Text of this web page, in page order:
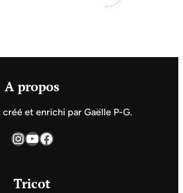
A propos
et enrichi par Gaëlle P-G.
InstagramYouTube Facebook
Tricot